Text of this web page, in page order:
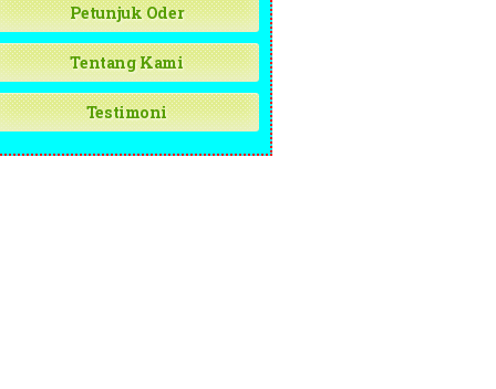
Petunjuk Oder
Tentang Kami
Testimoni